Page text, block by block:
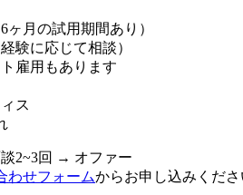
ヶ月の試用期間あり）
験に応じて相談）
雇用もあります
ス
2~3回 → オファー
わせフォームからお申し込みくださ